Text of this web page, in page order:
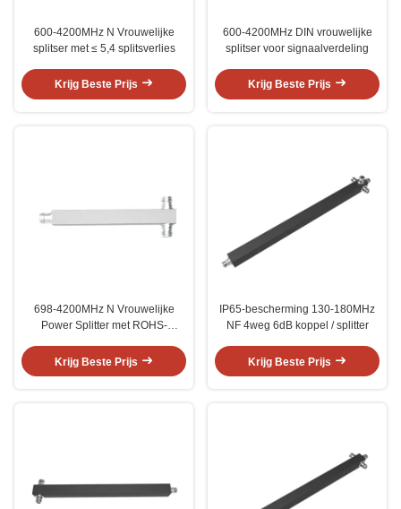
600-4200MHz N Vrouwelijke
splitser met ≤ 5,4 splitsverlies
Krijg Beste Prijs
600-4200MHz DIN vrouwelijke
splitser voor signaalverdeling
Krijg Beste Prijs
698-4200MHz N Vrouwelijke
Power Splitter met ROHS-
Krijg Beste Prijs
IP65-bescherming 130-180MHz
NF 4weg 6dB koppel / splitter
Krijg Beste Prijs